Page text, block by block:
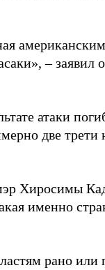
– заявил
атаки
две трети
Хиросимы
именно
рано или